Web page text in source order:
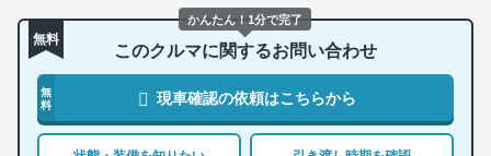
無料 このクルマに関するお問い合わせ
無
料
現車確認の依頼はこちらから
かんたん！1分で完了